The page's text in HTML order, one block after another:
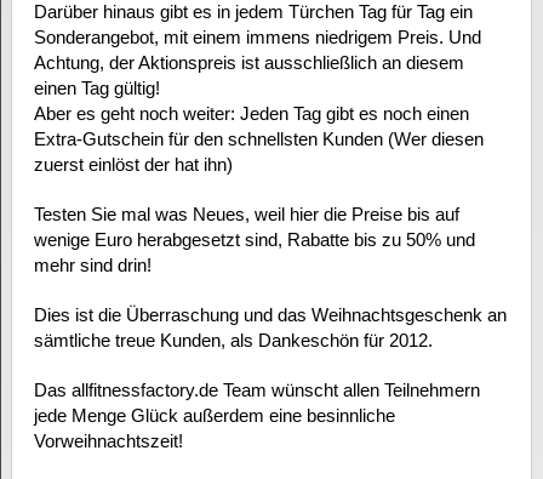
Darüber hinaus gibt es in jedem Türchen Tag für Tag ein
Sonderangebot, mit einem immens niedrigem Preis. Und
Achtung, der Aktionspreis ist ausschließlich an diesem
einen Tag gültig!
Aber es geht noch weiter: Jeden Tag gibt es noch einen
Extra-Gutschein für den schnellsten Kunden (Wer diesen
zuerst einlöst der hat ihn)
Testen Sie mal was Neues, weil hier die Preise bis auf
wenige Euro herabgesetzt sind, Rabatte bis zu 50% und
mehr sind drin!
Dies ist die Überraschung und das Weihnachtsgeschenk an
sämtliche treue Kunden, als Dankeschön für 2012.
Das allfitnessfactory.de Team wünscht allen Teilnehmern
jede Menge Glück außerdem eine besinnliche
Vorweihnachtszeit!